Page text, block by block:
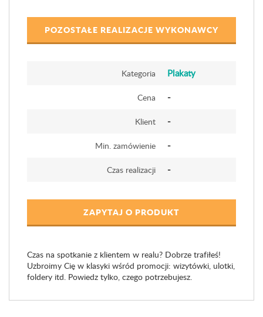
POZOSTAŁE REALIZACJE WYKONAWCY
Kategoria Plakaty
Cena -
Klient -
Min. zamówienie -
Czas realizacji -
ZAPYTAJ O PRODUKT
Czas na spotkanie z klientem w realu? Dobrze trafiłeś!
Uzbroimy Cię w klasyki wśród promocji: wizytówki, ulotki,
foldery itd. Powiedz tylko, czego potrzebujesz.